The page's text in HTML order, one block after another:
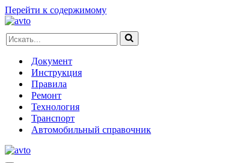
Перейти к содержимому
Искать...
Документ
Инструкция
Правила
Ремонт
Технология
Транспорт
Автомобильный справочник